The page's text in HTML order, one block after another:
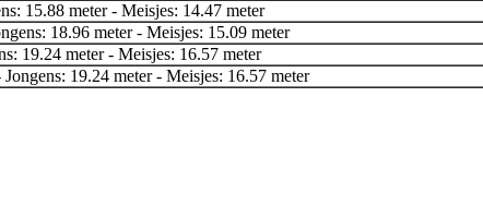
15.88 meter - Meisjes: 14.47 meter
18.96 meter - Meisjes: 15.09 meter
19.24 meter - Meisjes: 16.57 meter
19.24 meter - Meisjes: 16.57 meter